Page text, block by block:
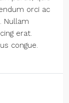
orci ac
Nullam
erat.
congue.